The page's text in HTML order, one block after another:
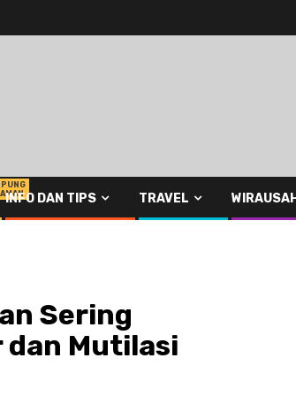
INFO DAN TIPS TRAVEL
Sering
dan Mutilasi